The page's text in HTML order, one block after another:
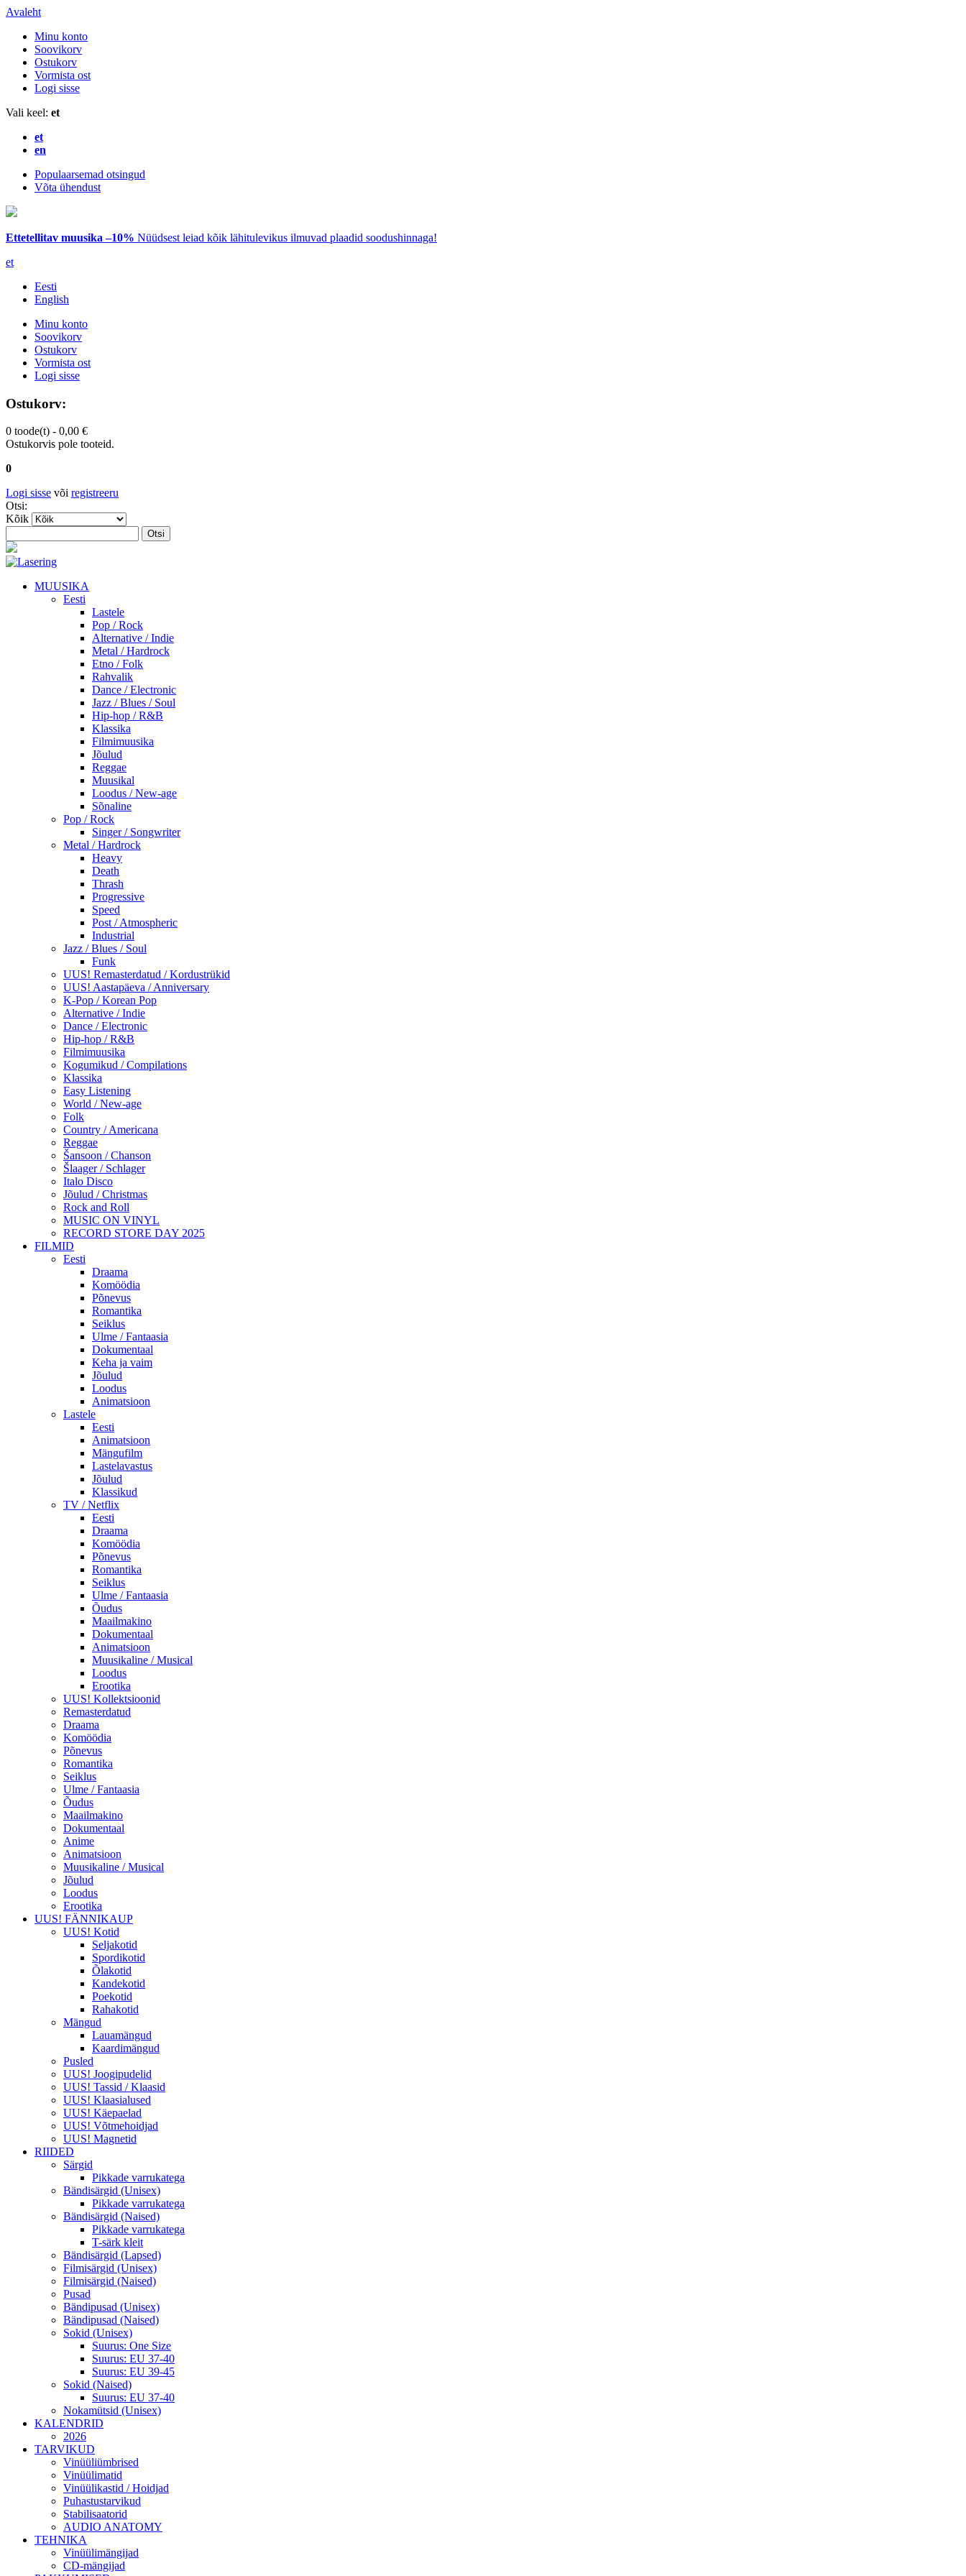
Avaleht
Minu konto
Soovikorv
Ostukorv
Vormista ost
Logi sisse
Vali keel: et
et
en
Populaarsemad otsingud
Võta ühendust
Ettetellitav muusika –10% Nüüdsest leiad kõik lähitulevikus ilmuvad plaadid soodushinnaga!
et
Eesti
English
Minu konto
Soovikorv
Ostukorv
Vormista ost
Logi sisse
Ostukorv:
0 toode(t) - 0,00 €
Ostukorvis pole tooteid.
0
Logi sisse või registreeru
Otsi:
Kõik
Otsi
MUUSIKA
Eesti
Lastele
Pop / Rock
Alternative / Indie
Metal / Hardrock
Etno / Folk
Rahvalik
Dance / Electronic
Jazz / Blues / Soul
Hip-hop / R&B
Klassika
Filmimuusika
Jõulud
Reggae
Muusikal
Loodus / New-age
Sõnaline
Pop / Rock
Singer / Songwriter
Metal / Hardrock
Heavy
Death
Thrash
Progressive
Speed
Post / Atmospheric
Industrial
Jazz / Blues / Soul
Funk
UUS! Remasterdatud / Kordustrükid
UUS! Aastapäeva / Anniversary
K-Pop / Korean Pop
Alternative / Indie
Dance / Electronic
Hip-hop / R&B
Filmimuusika
Kogumikud / Compilations
Klassika
Easy Listening
World / New-age
Folk
Country / Americana
Reggae
Šansoon / Chanson
Šlaager / Schlager
Italo Disco
Jõulud / Christmas
Rock and Roll
MUSIC ON VINYL
RECORD STORE DAY 2025
FILMID
Eesti
Draama
Komöödia
Põnevus
Romantika
Seiklus
Ulme / Fantaasia
Dokumentaal
Keha ja vaim
Jõulud
Loodus
Animatsioon
Lastele
Eesti
Animatsioon
Mängufilm
Lastelavastus
Jõulud
Klassikud
TV / Netflix
Eesti
Draama
Komöödia
Põnevus
Romantika
Seiklus
Ulme / Fantaasia
Õudus
Maailmakino
Dokumentaal
Animatsioon
Muusikaline / Musical
Loodus
Erootika
UUS! Kollektsioonid
Remasterdatud
Draama
Komöödia
Põnevus
Romantika
Seiklus
Ulme / Fantaasia
Õudus
Maailmakino
Dokumentaal
Anime
Animatsioon
Muusikaline / Musical
Jõulud
Loodus
Erootika
UUS! FÄNNIKAUP
UUS! Kotid
Seljakotid
Spordikotid
Õlakotid
Kandekotid
Poekotid
Rahakotid
Mängud
Lauamängud
Kaardimängud
Pusled
UUS! Joogipudelid
UUS! Tassid / Klaasid
UUS! Klaasialused
UUS! Käepaelad
UUS! Võtmehoidjad
UUS! Magnetid
RIIDED
Särgid
Pikkade varrukatega
Bändisärgid (Unisex)
Pikkade varrukatega
Bändisärgid (Naised)
Pikkade varrukatega
T-särk kleit
Bändisärgid (Lapsed)
Filmisärgid (Unisex)
Filmisärgid (Naised)
Pusad
Bändipusad (Unisex)
Bändipusad (Naised)
Sokid (Unisex)
Suurus: One Size
Suurus: EU 37-40
Suurus: EU 39-45
Sokid (Naised)
Suurus: EU 37-40
Nokamütsid (Unisex)
KALENDRID
2026
TARVIKUD
Vinüüliümbrised
Vinüülimatid
Vinüülikastid / Hoidjad
Puhastustarvikud
Stabilisaatorid
AUDIO ANATOMY
TEHNIKA
Vinüülimängijad
CD-mängijad